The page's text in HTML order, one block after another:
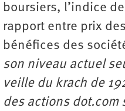
boursiers, l’indice
rapport entre prix
bénéfices des
son niveau actuel
veille du krach de
des actions dot.com